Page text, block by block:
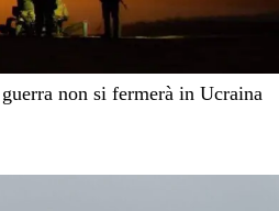
non si fermerà in Ucraina